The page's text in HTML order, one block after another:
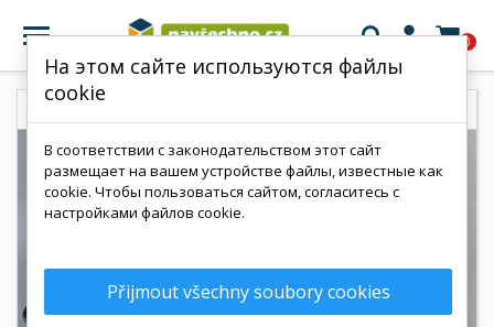
 0
На этом сайте используются файлы
cookie
В соответствии с законодательством этот сайт
размещает на вашем устройстве файлы, известные как
cookie. Чтобы пользоваться сайтом, согласитесь с
настройками файлов cookie.
Přijmout všechny soubory cookies